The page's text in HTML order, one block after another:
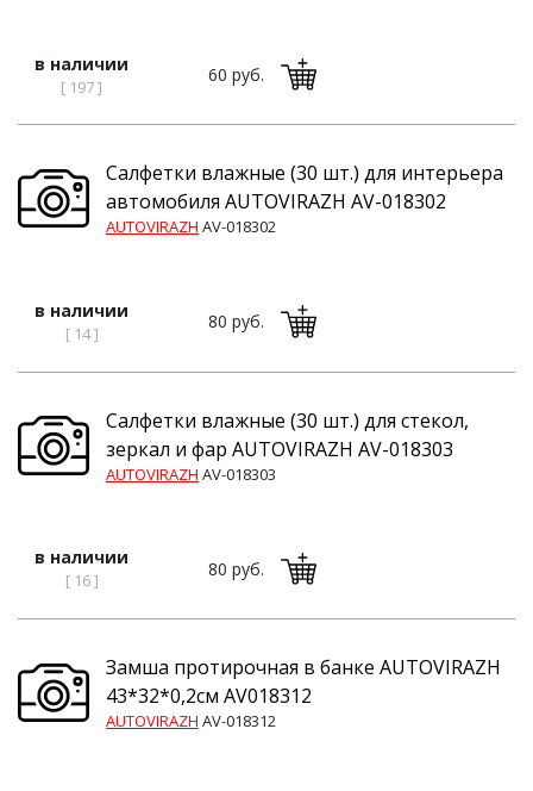
в наличии
[ 197 ]
60 руб.
Салфетки влажные (30 шт.) для интерьера
автомобиля AUTOVIRAZH AV-018302
AUTOVIRAZH AV-018302
в наличии
[ 14 ]
80 руб.
Салфетки влажные (30 шт.) для стекол,
зеркал и фар AUTOVIRAZH AV-018303
AUTOVIRAZH AV-018303
в наличии
[ 16 ]
80 руб.
Замша протирочная в банке AUTOVIRAZH
43*32*0,2см AV018312
AUTOVIRAZH AV-018312